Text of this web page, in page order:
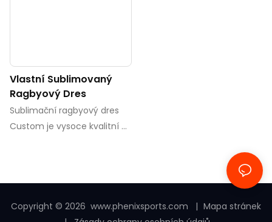
Vlastní Sublimovaný
Ragbyový Dres
Sublimační ragbyový dres
Custom je vysoce kvalitní a
bezproblémově integrovat
Copyright © 2026 www.phenixsports.com | Mapa stránek